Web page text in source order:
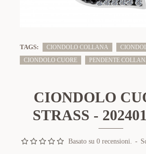
TAGS: CIONDOLO COLLANA
CIONDOLO CUORE
PENDENTE
CIONDOLO
STRASS -
Basato su 0 recensioni. -